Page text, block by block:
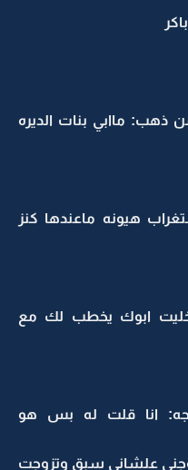
ذهب: ماابي بنات الديره
هيونه ماعندها كنز
ابوك يخطب لك مع
انا قلت له بس هو
علشاني سبق وتزوجت